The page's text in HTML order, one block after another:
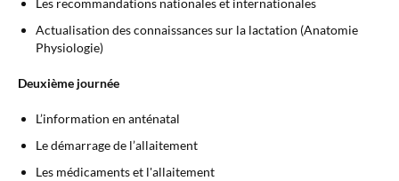
Actualisation des connaissances sur la lactation (Anatomie
Physiologie)
Deuxième journée
L’information en anténatal
Le démarrage de l’allaitement
Les médicaments et l'allaitement